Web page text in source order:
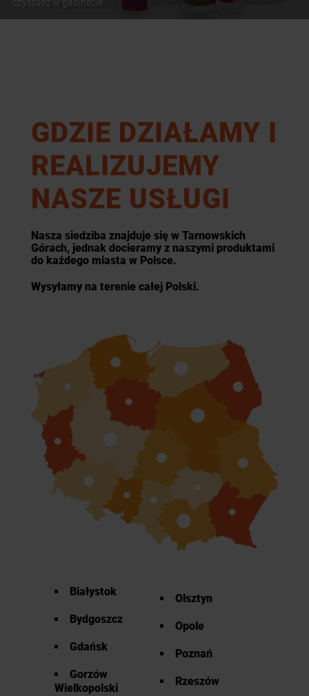
GDZIE DZIAŁAMY I
REALIZUJEMY
NASZE USŁUGI
Nasza siedziba znajduje się w Tarnowskich
Górach, jednak docieramy z naszymi produktami
do każdego miasta w Polsce.
Wysyłamy na terenie całej Polski.
Białystok
Bydgoszcz
Gdańsk
Gorzów
Wielkopolski
Olsztyn
Opole
Poznań
Rzeszów